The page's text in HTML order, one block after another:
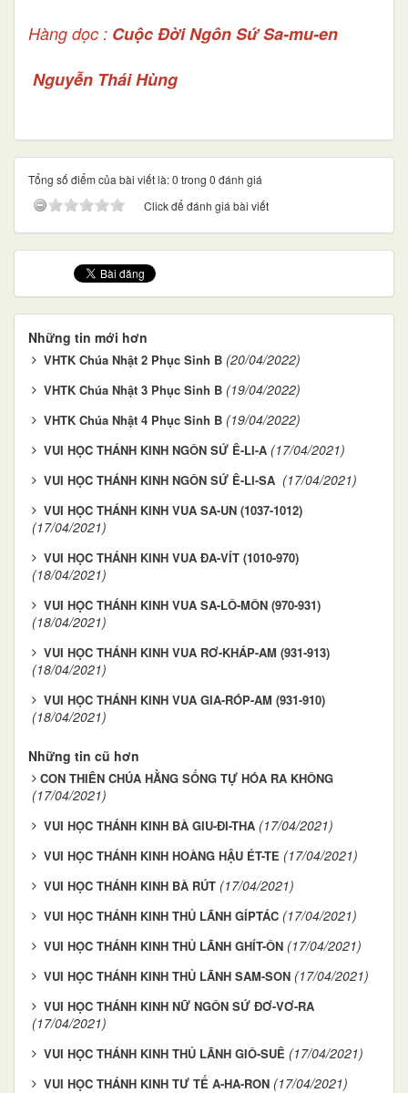
Hàng dọc : Cuộc Đời Ngôn Sứ Sa-mu-en
Nguyễn Thái Hùng
Tổng số điểm của bài viết là: 0 trong 0 đánh giá
Click để đánh giá bài viết
Những tin mới hơn
VHTK Chúa Nhật 2 Phục Sinh B (20/04/2022)
VHTK Chúa Nhật 3 Phục Sinh B (19/04/2022)
VHTK Chúa Nhật 4 Phục Sinh B (19/04/2022)
VUI HỌC THÁNH KINH NGÔN SỨ Ê-LI-A (17/04/2021)
VUI HỌC THÁNH KINH NGÔN SỨ Ê-LI-SA (17/04/2021)
VUI HỌC THÁNH KINH VUA SA-UN (1037-1012)
(17/04/2021)
VUI HỌC THÁNH KINH VUA ĐA-VÍT (1010-970)
(18/04/2021)
VUI HỌC THÁNH KINH VUA SA-LÔ-MÔN (970-931)
(18/04/2021)
VUI HỌC THÁNH KINH VUA RƠ-KHÁP-AM (931-913)
(18/04/2021)
VUI HỌC THÁNH KINH VUA GIA-RÓP-AM (931-910)
(18/04/2021)
Những tin cũ hơn
​​​​CON THIÊN CHÚA HẰNG SỐNG TỰ HÓA RA KHÔNG
(17/04/2021)
VUI HỌC THÁNH KINH BÀ GIU-ĐI-THA (17/04/2021)
VUI HỌC THÁNH KINH HOÀNG HẬU ÉT-TE (17/04/2021)
VUI HỌC THÁNH KINH BÀ RÚT (17/04/2021)
VUI HỌC THÁNH KINH THỦ LÃNH GÍPTÁC (17/04/2021)
VUI HỌC THÁNH KINH THỦ LÃNH GHÍT-ÔN (17/04/2021)
VUI HỌC THÁNH KINH THỦ LÃNH SAM-SON (17/04/2021)
VUI HỌC THÁNH KINH NỮ NGÔN SỨ ĐƠ-VƠ-RA
(17/04/2021)
VUI HỌC THÁNH KINH THỦ LÃNH GIÔ-SUÊ (17/04/2021)
VUI HỌC THÁNH KINH TƯ TẾ A-HA-RON (17/04/2021)